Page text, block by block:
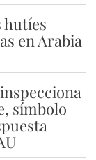
hutíes
en Arabia
símbolo